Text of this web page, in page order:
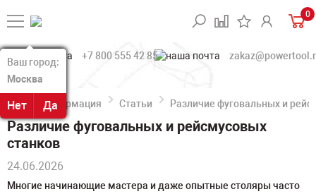
Ваш город:
Москва
Нет Да
Ваш город:
Москва
Нет Да
0
+7 800 555 42 85
Информация Статьи Различие фуговальных и
Различие фуговальных и рейсмусовых
станков
24.06.2026
Многие начинающие мастера и даже опытные столяры часто